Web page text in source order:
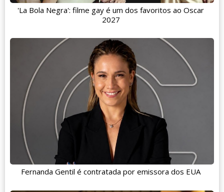
'La Bola Negra': filme gay é um dos favoritos ao Oscar
2027
Fernanda Gentil é contratada por emissora dos EUA